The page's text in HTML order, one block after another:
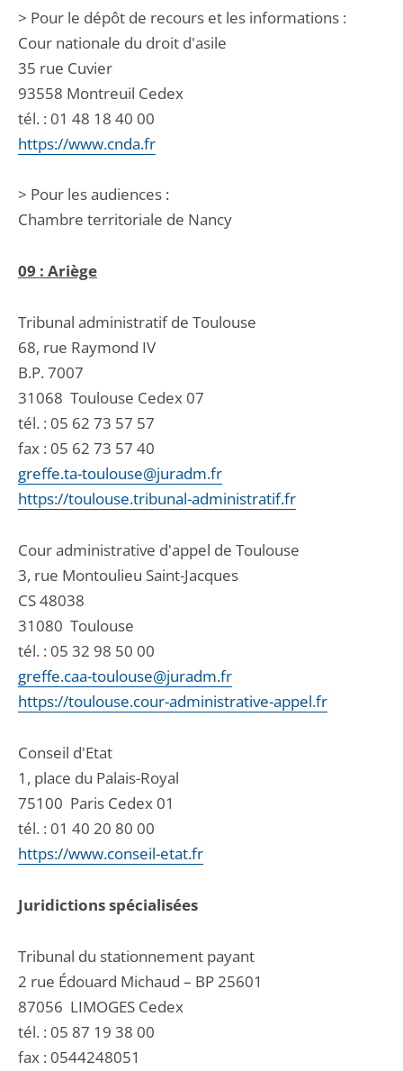
> Pour le dépôt de recours et les informations :
Cour nationale du droit d'asile
35 rue Cuvier
93558 Montreuil Cedex
tél. : 01 48 18 40 00
https://www.cnda.fr
> Pour les audiences :
Chambre territoriale de Nancy
09 : Ariège
Tribunal administratif de Toulouse
68, rue Raymond IV
B.P. 7007
31068 Toulouse Cedex 07
tél. : 05 62 73 57 57
fax : 05 62 73 57 40
greffe.ta-toulouse@juradm.fr
https://toulouse.tribunal-administratif.fr
Cour administrative d'appel de Toulouse
3, rue Montoulieu Saint-Jacques
CS 48038
31080 Toulouse
tél. : 05 32 98 50 00
greffe.caa-toulouse@juradm.fr
https://toulouse.cour-administrative-appel.fr
Conseil d'Etat
1, place du Palais-Royal
75100 Paris Cedex 01
tél. : 01 40 20 80 00
https://www.conseil-etat.fr
Juridictions spécialisées
Tribunal du stationnement payant
2 rue Édouard Michaud – BP 25601
87056 LIMOGES Cedex
tél. : 05 87 19 38 00
fax : 0544248051